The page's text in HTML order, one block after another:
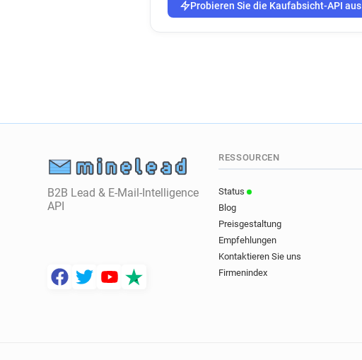
Probieren Sie die Kaufabsicht-API aus
B2B Lead & E-Mail-Intelligence
API
RESSOURCEN
Status
Blog
Preisgestaltung
Empfehlungen
Kontaktieren Sie uns
Firmenindex